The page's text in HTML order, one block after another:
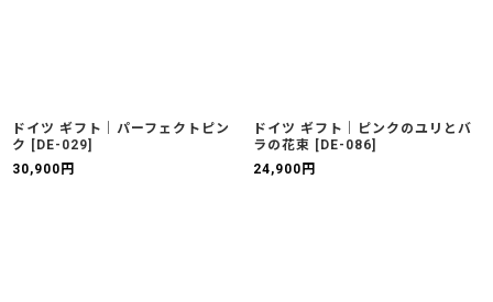
ドイツ ギフト｜パーフェクトピン
ク
[ DE-029]
30,900 円
ドイツ ギフト｜ピンクのユリとバ
ラの花束 [ DE-086]
24,900 円